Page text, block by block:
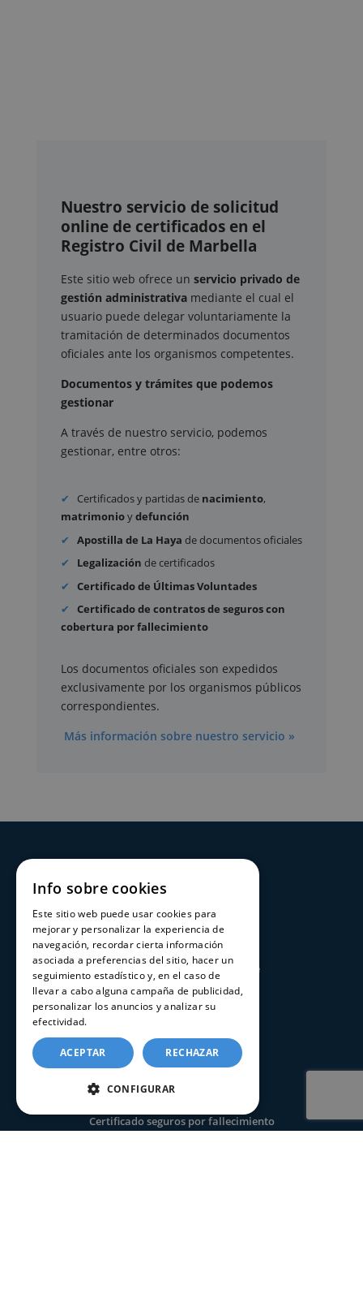
Nuestro servicio de solicitud
online de certificados en el
Registro Civil de Marbella
Este sitio web ofrece un servicio privado de
gestión administrativa mediante el cual el
usuario puede delegar voluntariamente la
tramitación de determinados documentos
oficiales ante los organismos competentes.
Documentos y trámites que podemos
gestionar
A través de nuestro servicio, podemos
gestionar, entre otros:
Certificados y partidas de nacimiento,
matrimonioydefunción
Apostilla de La Haya de documentos oficiales
Legalización de certificados
Certificado de Últimas Voluntades
Certificado de contratos de seguros con
cobertura por fallecimiento
Los documentos oficiales son expedidos
exclusivamente por los organismos públicos
correspondientes.
Más información sobre nuestro servicio »
SERVICIOS
Registros Civiles España
Nuestro servicio
Contacte con nosotros
Consultar estado de un trámite
CERTIFICADOS
Certificado de nacimiento
Certificado seguros por fallecimiento
Info sobre cookies
Este sitio web puede usar cookies para
mejorar y personalizar la experiencia de
navegación, recordar cierta información
asociada a preferencias del sitio, hacer un
seguimiento estadístico y, en el caso de
llevar a cabo alguna campaña de publicidad,
personalizar los anuncios y analizar su
efectividad.
ACEPTAR RECHAZAR
CONFIGURAR